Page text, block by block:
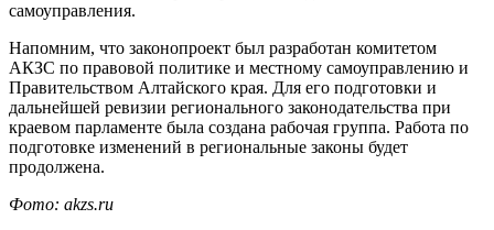
самоуправления.
Напомним, что законопроект был разработан комитетом
АКЗС по правовой политике и местному самоуправлению и
Правительством Алтайского края. Для его подготовки и
дальнейшей ревизии регионального законодательства при
краевом парламенте была создана рабочая группа. Работа по
подготовке изменений в региональные законы будет
продолжена.
Фото: akzs.ru